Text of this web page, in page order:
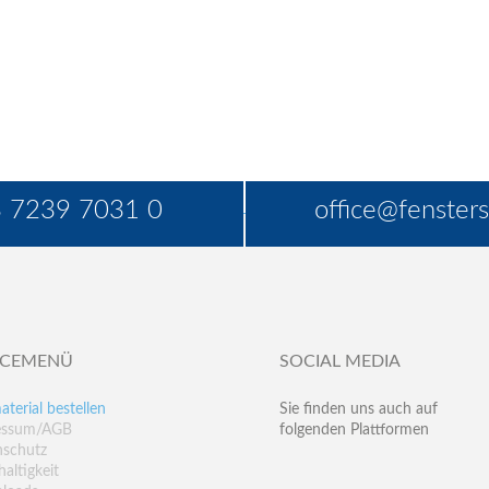
7239 7031 0
bestellen
AGB
SOCIAL MEDIA
Sie finden uns auch auf
folgenden Plattformen